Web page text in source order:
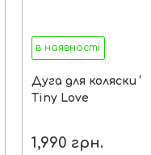
в наявності
Дуга для коляски
Tiny Love
1,990 грн.